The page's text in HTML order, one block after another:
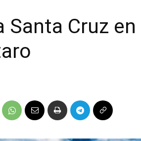
Santa Cruz en